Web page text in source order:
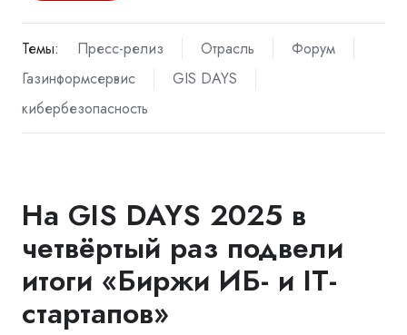
Темы: Пресс-релиз Отрасль
Форум
Газинформсервис
GIS DAYS
кибербезопасность
На GIS DAYS 2025 в
четвёртый раз подвели
итоги «Биржи ИБ- и IT-
стартапов»